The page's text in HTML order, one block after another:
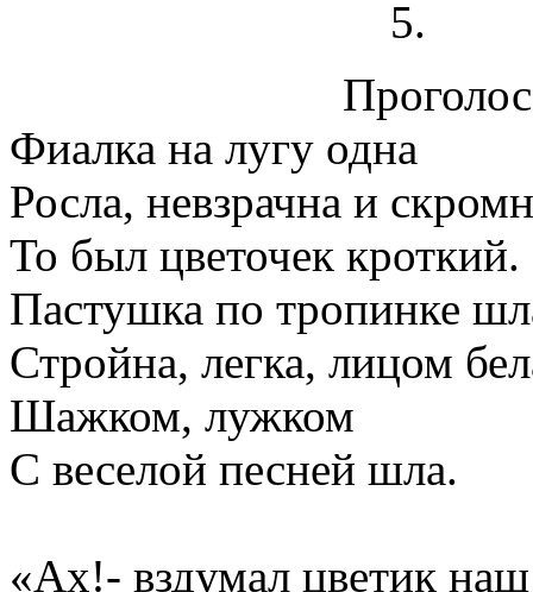
Фиалка на лугу одна
Росла, невзрачна и
То был цветочек кроткий.
Пастушка по тропинке
Стройна, легка, лицом
Шажком, лужком
С веселой песней шла.
«Ах!- вздумал цветик